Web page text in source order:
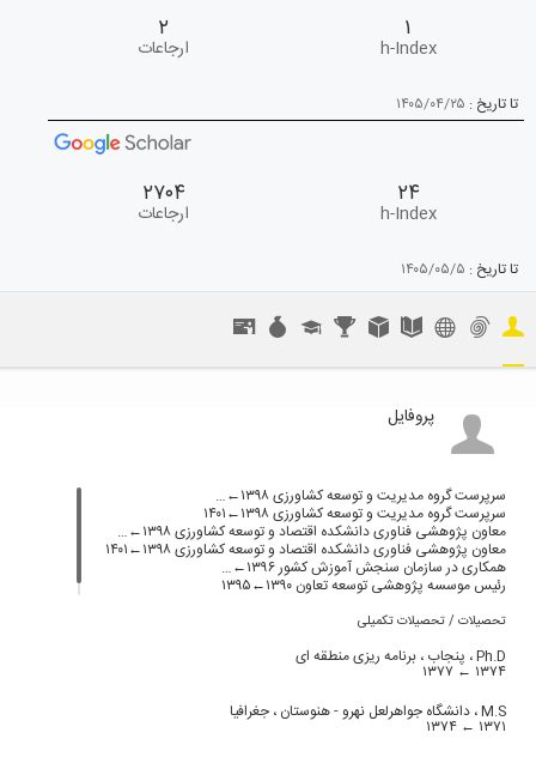
۲
ارجاعات
۱
h-Index
تا تاریخ : ۱۴۰۵/۰۴/۲۵
۲۷۰۴
ارجاعات
۲۴
h-Index
تا تاریخ : ۱۴۰۵/۰۵/۵
پروفایل
سرپرست گروه مدیریت و توسعه کشاورزی ۱۳۹۸←…
سرپرست گروه مدیریت و توسعه کشاورزی ۱۳۹۸←۱۴۰۱
معاون پژوهشی فناوری دانشکده اقتصاد و توسعه کشاورزی ۱۳۹۸←…
معاون پژوهشی فناوری دانشکده اقتصاد و توسعه کشاورزی ۱۳۹۸←۱۴۰۱
همکاری در سازمان سنجش آموزش کشور ۱۳۹۶←…
رئیس موسسه پژوهشی توسعه تعاون ۱۳۹۰←۱۳۹۵
تحصیلات / تحصیلات تکمیلی
Ph.D ، پنجاب ، برنامه ریزی منطقه ای
۱۳۷۴ ←
۱۳۷۷
M.S ، دانشگاه جواهرلعل نهرو - هنوستان ، جغرافیا
۱۳۷۱ ←
۱۳۷۴